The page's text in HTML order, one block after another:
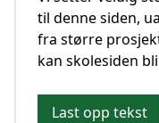
til denne siden,
fra større
kan skolesiden
Last opp tekst